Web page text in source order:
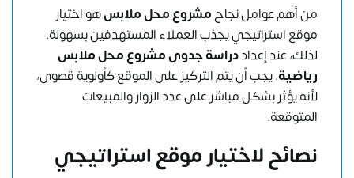
من أهم عوامل نجاحمشروع محل ملابسهو اختيار
موقع استراتيجي يجذب العملاء المستهدفين بسهولة.
لذلك، عند إعداددراسة جدوى مشروع محل ملابس
رياضية، يجب أن يتم التركيز على الموقع كأولوية قصوى،
لأنه يؤثر بشكل مباشر على عدد الزوار والمبيعات
المتوقعة.
نصائح لاختيار موقع استراتيجي